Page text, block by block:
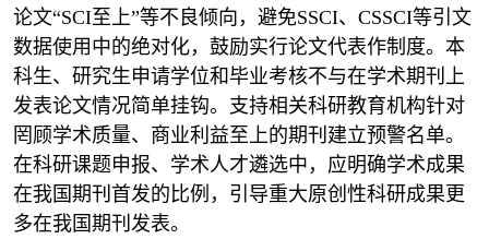
论文“SCI至上”等不良倾向，避免SSCI、CSSCI等引文
数据使用中的绝对化，鼓励实行论文代表作制度。本
科生、研究生申请学位和毕业考核不与在学术期刊上
发表论文情况简单挂钩。支持相关科研教育机构针对
罔顾学术质量、商业利益至上的期刊建立预警名单。
在科研课题申报、学术人才遴选中，应明确学术成果
在我国期刊首发的比例，引导重大原创性科研成果更
多在我国期刊发表。